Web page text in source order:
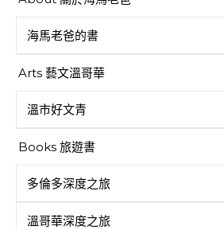
海馬老爸的書
Arts 藝文溫哥華
溫市好文青
Books 旅遊書
多倫多深度之旅
溫哥華深度之旅